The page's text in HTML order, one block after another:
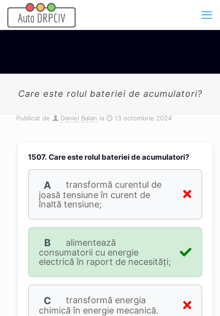
Care este rolul bateriei de acumulatori?
Publicat de Daniel Balan la 13 octombrie 2024
1507. Care este rolul bateriei de acumulatori?
A
transformă curentul de
joasă tensiune în curent de
înaltă tensiune;
B
alimentează
consumatorii cu energie
electrică în raport de necesităţi;
C
transformă energia
chimică în energie mecanică.